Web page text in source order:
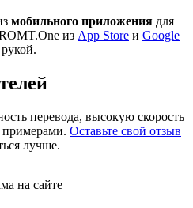
мобильного приложения для
из App Store и Google
перевода, высокую скорость
примерами. Оставьте свой отзыв
лучше.
на сайте